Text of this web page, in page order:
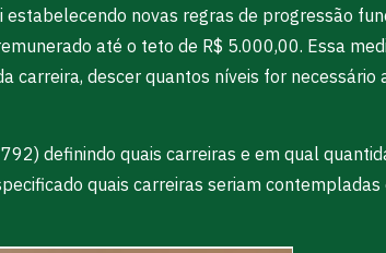
novas regras de progressão
até o teto de R$ 5.000,00. Essa
carreira, descer quantos níveis for
definindo quais carreiras e em qual
quais carreiras seriam